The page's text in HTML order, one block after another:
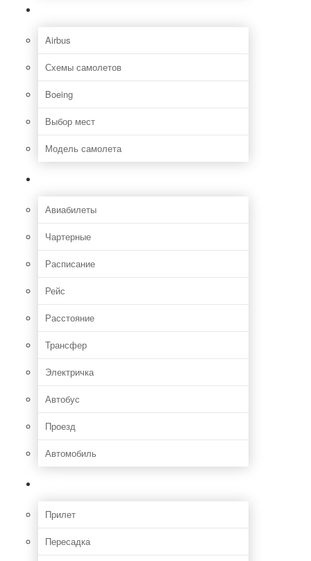
Airbus
Схемы самолетов
Boeing
Выбор мест
Модель самолета
Авиабилеты
Чартерные
Расписание
Рейс
Расстояние
Трансфер
Электричка
Автобус
Проезд
Автомобиль
Прилет
Пересадка